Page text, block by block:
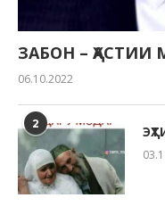
ЗАБОН – ҲАСТИИ
06.10.2022
2